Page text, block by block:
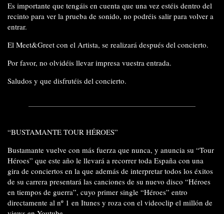
Es importante que tengáis en cuenta que una vez estéis dentro del
recinto para ver la prueba de sonido, no podréis salir para volver a
entrar.
El Meet&Greet con el Artista, se realizará después del concierto.
Por favor, no olvidéis llevar impresa vuestra entrada.
Saludos y que disfrutéis del concierto.
“BUSTAMANTE TOUR HÉROES”
Bustamante vuelve con más fuerza que nunca, y anuncia su “Tour
Héroes” que este año le llevará a recorrer toda España con una
gira de conciertos en la que además de interpretar todos los éxitos
de su carrera presentará las canciones de su nuevo disco “Héroes
en tiempos de guerra”, cuyo primer single “Héroes” entro
directamente al nº 1 en Itunes y roza con el videoclip el millón de